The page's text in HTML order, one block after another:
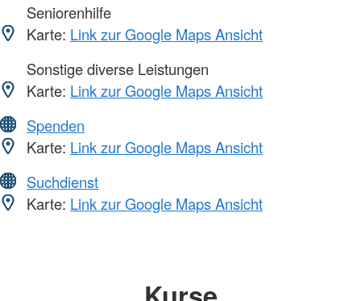
Seniorenhilfe
Karte: Link zur Google Maps Ansicht
Sonstige diverse Leistungen
Karte: Link zur Google Maps Ansicht
Spenden
Karte: Link zur Google Maps Ansicht
Suchdienst
Karte: Link zur Google Maps Ansicht